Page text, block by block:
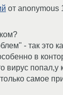
от anonymous
- так это
в
вирус попал,у
самое